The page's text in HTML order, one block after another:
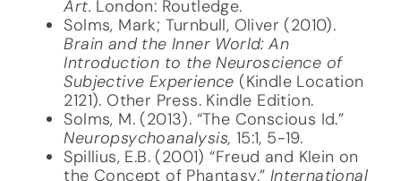
Art. London: Routledge.
Solms, Mark; Turnbull, Oliver (2010).
Brain and the Inner World: An
Introduction to the Neuroscience of
Subjective Experience (Kindle Location
2121). Other Press. Kindle Edition.
Solms, M. (2013). “The Conscious Id.”
Neuropsychoanalysis, 15:1, 5-19.
Spillius, E.B. (2001) “Freud and Klein on
the Concept of Phantasy.” International